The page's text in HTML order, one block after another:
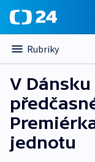
Rubriky
V
jednotu